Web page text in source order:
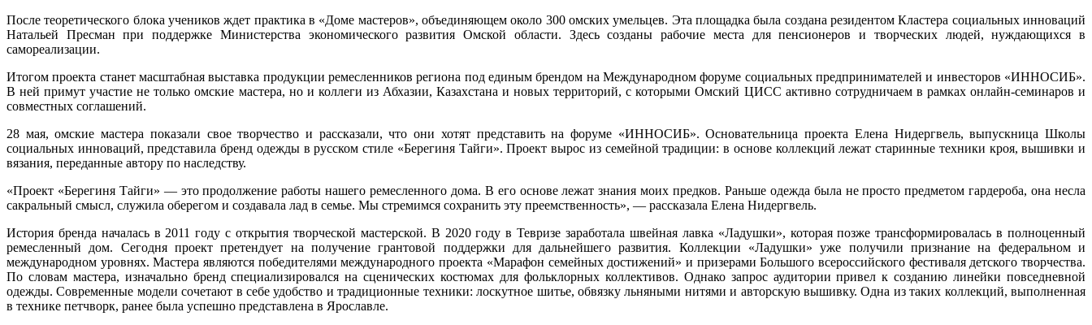
После теоретического блока учеников ждет практика в «Доме мастеров», объединяющем около 300 омских умельцев. Эта площадка была создана резидентом Кластера социальных инноваций
Натальей Пресман при поддержке Министерства экономического развития Омской области. Здесь созданы рабочие места для пенсионеров и творческих людей, нуждающихся в
самореализации.
Итогом проекта станет масштабная выставка продукции ремесленников региона под единым брендом на Международном форуме социальных предпринимателей и инвесторов «ИННОСИБ».
В ней примут участие не только омские мастера, но и коллеги из Абхазии, Казахстана и новых территорий, с которыми Омский ЦИСС активно сотрудничаем в рамках онлайн-семинаров и
совместных соглашений.
28 мая, омские мастера показали свое творчество и рассказали, что они хотят представить на форуме «ИННОСИБ». Основательница проекта Елена Нидергвель, выпускница Школы
социальных инноваций, представила бренд одежды в русском стиле «Берегиня Тайги». Проект вырос из семейной традиции: в основе коллекций лежат старинные техники кроя, вышивки и
вязания, переданные автору по наследству.
«Проект «Берегиня Тайги» — это продолжение работы нашего ремесленного дома. В его основе лежат знания моих предков. Раньше одежда была не просто предметом гардероба, она несла
сакральный смысл, служила оберегом и создавала лад в семье. Мы стремимся сохранить эту преемственность», — рассказала Елена Нидергвель.
История бренда началась в 2011 году с открытия творческой мастерской. В 2020 году в Тевризе заработала швейная лавка «Ладушки», которая позже трансформировалась в полноценный
ремесленный дом. Сегодня проект претендует на получение грантовой поддержки для дальнейшего развития. Коллекции «Ладушки» уже получили признание на федеральном и
международном уровнях. Мастера являются победителями международного проекта «Марафон семейных достижений» и призерами Большого всероссийского фестиваля детского творчества.
По словам мастера, изначально бренд специализировался на сценических костюмах для фольклорных коллективов. Однако запрос аудитории привел к созданию линейки повседневной
одежды. Современные модели сочетают в себе удобство и традиционные техники: лоскутное шитье, обвязку льняными нитями и авторскую вышивку. Одна из таких коллекций, выполненная
в технике петчворк, ранее была успешно представлена в Ярославле.